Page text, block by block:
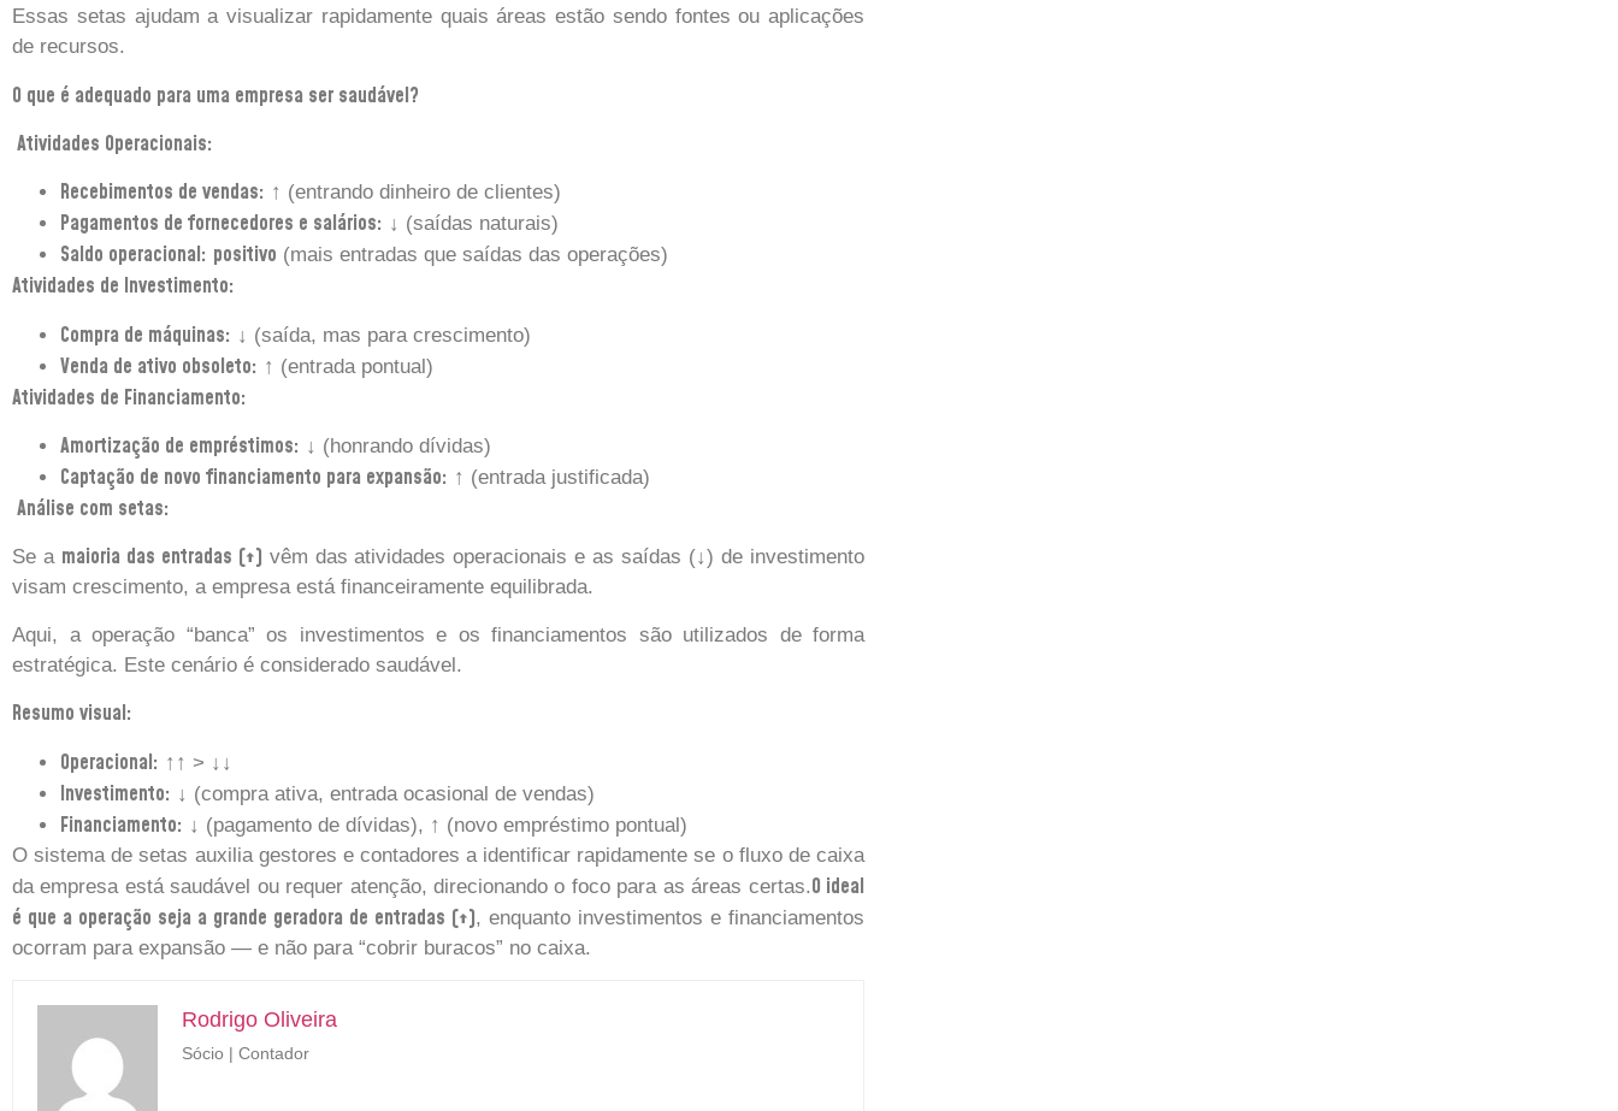
Essas setas ajudam a visualizar rapidamente quais áreas estão sendo fontes ou aplicações
de recursos.
O que é adequado para uma empresa ser saudável?
Atividades Operacionais:
Recebimentos de vendas: ↑ (entrando dinheiro de clientes)
Pagamentos de fornecedores e salários: ↓ (saídas naturais)
Saldo operacional: positivo (mais entradas que saídas das operações)
Atividades de Investimento:
Compra de máquinas: ↓ (saída, mas para crescimento)
Venda de ativo obsoleto: ↑ (entrada pontual)
Atividades de Financiamento:
Amortização de empréstimos: ↓ (honrando dívidas)
Captação de novo financiamento para expansão: ↑ (entrada justificada)
Análise com setas:
Se a maioria das entradas (↑) vêm das atividades operacionais e as saídas (↓) de investimento
visam crescimento, a empresa está financeiramente equilibrada.
Aqui, a operação “banca” os investimentos e os financiamentos são utilizados de forma
estratégica. Este cenário é considerado saudável.
Resumo visual:
Operacional: ↑↑ > ↓↓
Investimento: ↓ (compra ativa, entrada ocasional de vendas)
Financiamento: ↓ (pagamento de dívidas), ↑ (novo empréstimo pontual)
O sistema de setas auxilia gestores e contadores a identificar rapidamente se o fluxo de caixa
da empresa está saudável ou requer atenção, direcionando o foco para as áreas certas.O ideal
é que a operação seja a grande geradora de entradas (↑), enquanto investimentos e financiamentos
ocorram para expansão — e não para “cobrir buracos” no caixa.
Rodrigo Oliveira
Sócio | Contador